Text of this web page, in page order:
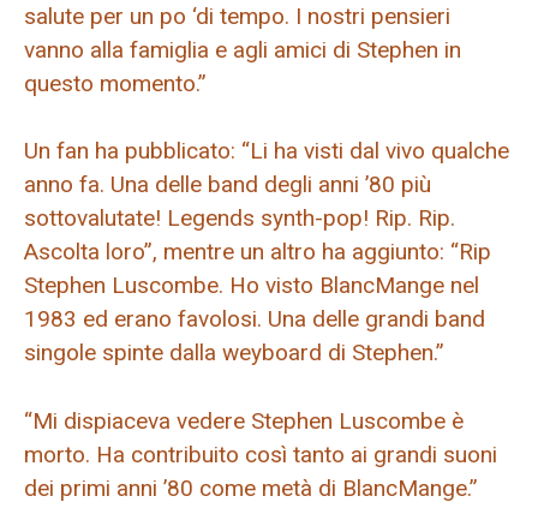
salute per un po ‘di tempo. I nostri pensieri
vanno alla famiglia e agli amici di Stephen in
questo momento.”
Un fan ha pubblicato: “Li ha visti dal vivo qualche
anno fa. Una delle band degli anni ’80 più
sottovalutate! Legends synth-pop! Rip. Rip.
Ascolta loro”, mentre un altro ha aggiunto: “Rip
Stephen Luscombe. Ho visto BlancMange nel
1983 ed erano favolosi. Una delle grandi band
singole spinte dalla weyboard di Stephen.”
“Mi dispiaceva vedere Stephen Luscombe è
morto. Ha contribuito così tanto ai grandi suoni
dei primi anni ’80 come metà di BlancMange.”